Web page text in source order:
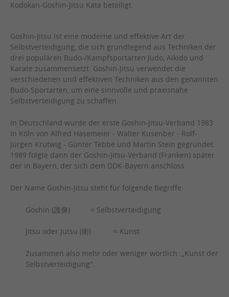
Kodokan-Goshin-Jitsu Kata beteiligt.
Goshin-Jitsu ist eine moderne und effektive Art der
Selbstverteidigung, die sich grundlegend aus Techniken der
drei populären Budo-/Kampfsportarten Judo, Aikido und
Karate zusammensetzt. Goshin-Jitsu verwendet die
verschiedenen und effektiven Techniken aus den genannten
Budo-Sportarten, um eine sinnvolle und praxisnahe
Selbstverteidigung zu schaffen.
In Deutschland wurde der erste Goshin-Jitsu-Verband 1983
in Köln von Alfred Hasemeier - Walter Kusenber - Rolf-
Jürgen Krutwig - Günter Tebbe und Martin Stein gegründet.
1989 folgte dann der Goshin-Jitsu-Verband (Franken) später
der in Bayern, der sich dem DDK-Bayern anschloss.
Der Name Goshin-Jitsu steht für folgende Begriffe:
Goshin (護身) = Selbstverteidigung
Jitsu oder Jutsu (術) = Kunst
Zusammen also mehr oder weniger wörtlich: „Kunst der
Selbstverteidigung".